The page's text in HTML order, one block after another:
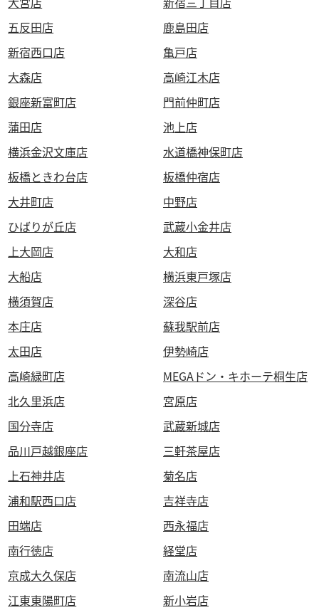
五反田店
鹿島田店
新宿西口店
亀戸店
大森店
高崎江木店
銀座新富町店
門前仲町店
蒲田店
池上店
横浜金沢文庫店
水道橋神保町店
板橋ときわ台店
板橋仲宿店
大井町店
中野店
ひばりが丘店
武蔵小金井店
上大岡店
大和店
大船店
横浜東戸塚店
横須賀店
深谷店
本庄店
蘇我駅前店
太田店
伊勢崎店
高崎緑町店
MEGAドン・キホーテ桐生店
北久里浜店
宮原店
国分寺店
武蔵新城店
品川戸越銀座店
三軒茶屋店
上石神井店
菊名店
浦和駅西口店
吉祥寺店
田端店
西永福店
南行徳店
経堂店
京成大久保店
南流山店
江東東陽町店
新小岩店